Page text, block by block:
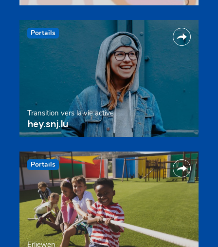
Portails
Transition vers la vie active
hey.snj.lu
Portails
Erliewen